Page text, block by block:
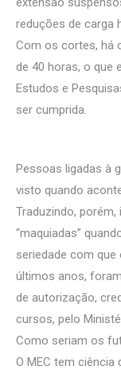
reduções de carga
Com os cortes, há
de 40 horas, o que
Estudos e
ser cumprida.
Pessoas ligadas à
visto quando
Traduzindo,
“maquiadas”
seriedade com que
últimos anos,
de autorização,
cursos, pelo
Como seriam os
O MEC tem